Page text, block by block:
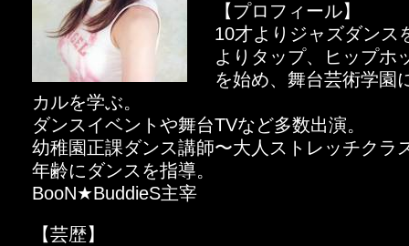
【プロフィール】
10才よりジャズダンス
よりタップ、ヒップホ
を始め、舞台芸術学園
カルを学ぶ。
ダンスイベントや舞台TVなど多数出演。
幼稚園正課ダンス講師〜大人ストレッチクラ
年齢にダンスを指導。
BooN★BuddieS主宰
【芸歴】